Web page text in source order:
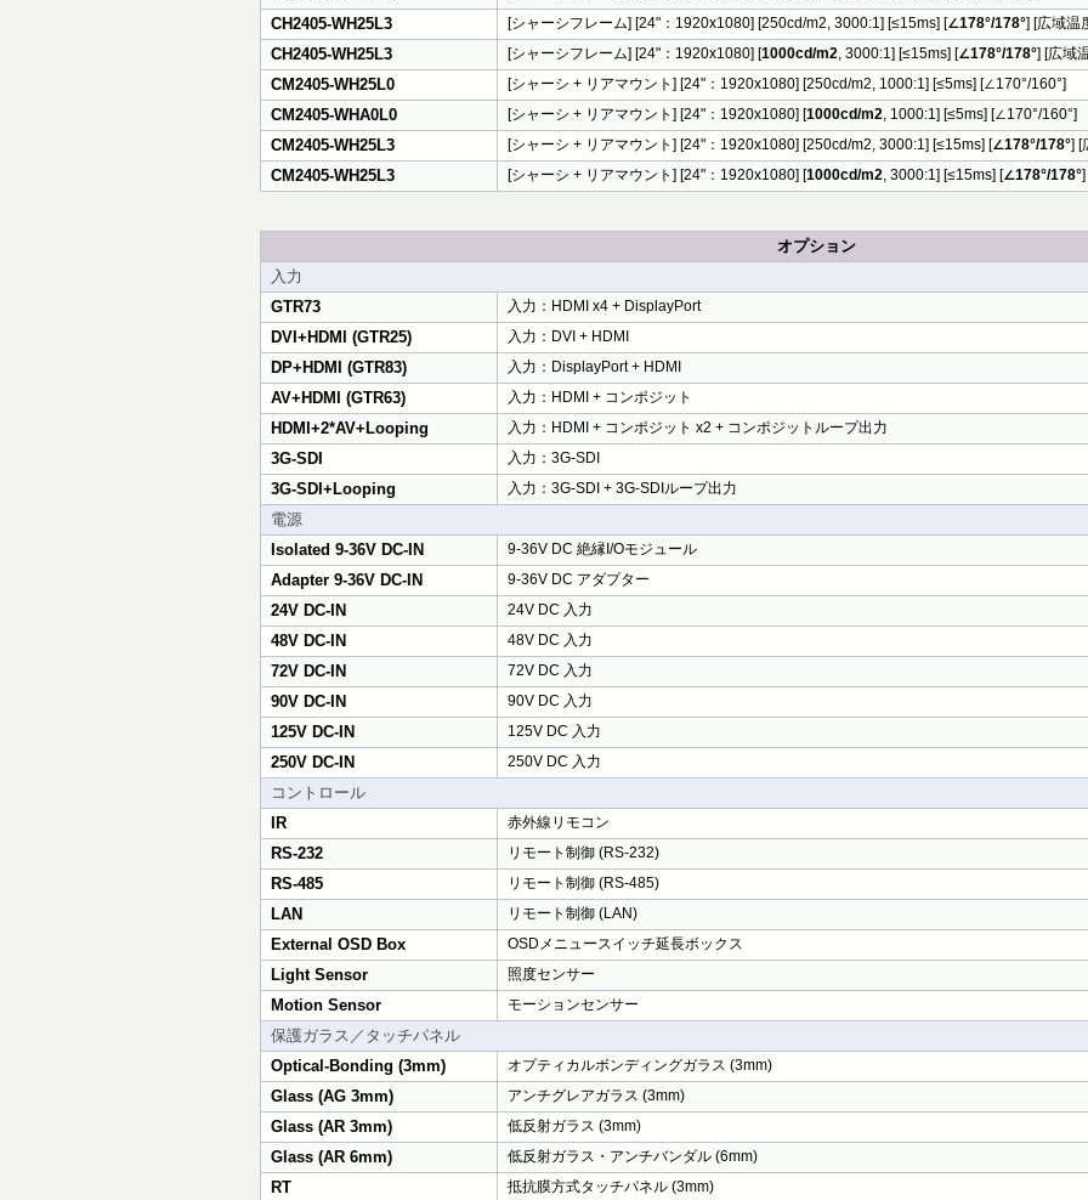
CH2405-WH25L3 [シャーシフレーム] [24"：1920x1080] [250cd/m2, 3000:1] [≤15ms] [∠178°/178°] [広域温
CH2405-WH25L3 [シャーシフレーム] [24"：1920x1080] [1000cd/m2, 3000:1] [≤15ms] [∠178°/178°] [広域
CM2405-WH25L0 [シャーシ + リアマウント] [24"：1920x1080] [250cd/m2, 1000:1] [≤5ms] [∠170°/160°]
CM2405-WHA0L0 [シャーシ + リアマウント] [24"：1920x1080] [1000cd/m2, 1000:1] [≤5ms] [∠170°/160°]
CM2405-WH25L3 [シャーシ + リアマウント] [24"：1920x1080] [250cd/m2, 3000:1] [≤15ms] [∠178°/178°] [
CM2405-WH25L3 [シャーシ + リアマウント] [24"：1920x1080] [1000cd/m2, 3000:1] [≤15ms] [∠178°/178°
オプション
入力
GTR73
入力：HDMI x4 + DisplayPort
DVI+HDMI (GTR25) 入力：DVI + HDMI
DP+HDMI (GTR83) 入力：DisplayPort + HDMI
AV+HDMI (GTR63) 入力：HDMI + コンポジット
HDMI+2*AV+Looping 入力：HDMI + コンポジット x2 + コンポジットループ出力
3G-SDI 入力：3G-SDI
3G-SDI+Looping 入力：3G-SDI + 3G-SDIループ出力
電源
Isolated 9-36V DC-IN
9-36V DC 絶縁I/Oモジュール
Adapter 9-36V DC-IN 9-36V DC アダプター
24V DC-IN 24V DC 入力
48V DC-IN 48V DC 入力
72V DC-IN 72V DC 入力
90V DC-IN 90V DC 入力
125V DC-IN 125V DC 入力
250V DC-IN 250V DC 入力
コントロール
IR
赤外線リモコン
RS-232 リモート制御 (RS-232)
RS-485 リモート制御 (RS-485)
LAN リモート制御 (LAN)
External OSD Box OSDメニュースイッチ延長ボックス
Light Sensor 照度センサー
Motion Sensor モーションセンサー
保護ガラス／タッチパネル
Optical-Bonding (3mm)
オプティカルボンディングガラス (3mm)
Glass (AG 3mm) アンチグレアガラス (3mm)
Glass (AR 3mm) 低反射ガラス (3mm)
Glass (AR 6mm) 低反射ガラス・アンチバンダル (6mm)
RT 抵抗膜方式タッチパネル (3mm)